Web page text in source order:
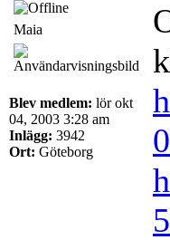
Maia
Blev medlem: lör okt
04, 2003 3:28 am
Inlägg: 3942
Ort: Göteborg